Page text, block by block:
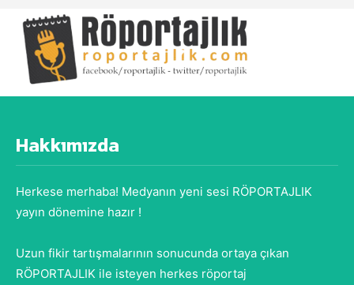
Hakkımızda
Herkese merhaba! Medyanın yeni sesi RÖPORTAJLIK
yayın dönemine hazır !
Uzun fikir tartışmalarının sonucunda ortaya çıkan
RÖPORTAJLIK ile isteyen herkes röportaj